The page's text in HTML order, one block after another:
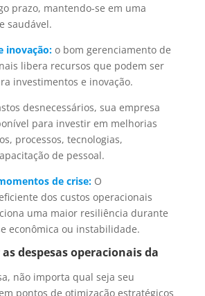
prazo, mantendo-se em uma
saudável.
inovação: o bom gerenciamento de
libera recursos que podem ser
investimentos e inovação.
desnecessários, sua empresa
para investir em melhorias
processos, tecnologias,
de pessoal.
de crise:O
dos custos operacionais
uma maior resiliência durante
econômica ou instabilidade.
despesas operacionais da
não importa qual seja seu
pontos de otimização estratégicos